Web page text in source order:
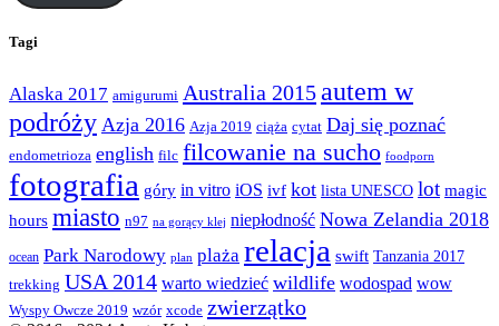
Tagi
Alaska 2017 amigurumi Australia 2015autem w
podróży Azja 2016 Azja 2019 ciąża cytat Daj się poznać
endometrioza english filc filcowanie na sucho foodporn
fotografia góry in vitro iOS ivf kot lista UNESCO lot magic
hours miasto n97 na gorący klej niepłodność Nowa Zelandia 2018
ocean Park Narodowy plan plaża relacja swift Tanzania 2017
trekking USA 2014 warto wiedzieć wildlife wodospad wow
Wyspy Owcze 2019 wzór xcode zwierzątko